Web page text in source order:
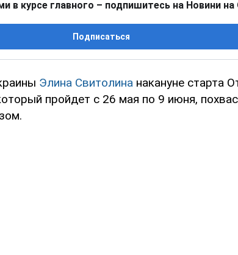
в курсе главного – подпишитесь на Новини на
Подписаться
Элина Свитолина накануне старта
пройдет с 26 мая по 9 июня,